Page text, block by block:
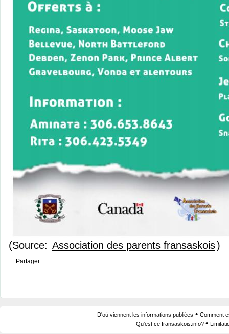
(Source: Association des parents fransaskois)
Partager:
D'où viennent les informations publiées • Comment
Qu'est ce fransaskois.info? •